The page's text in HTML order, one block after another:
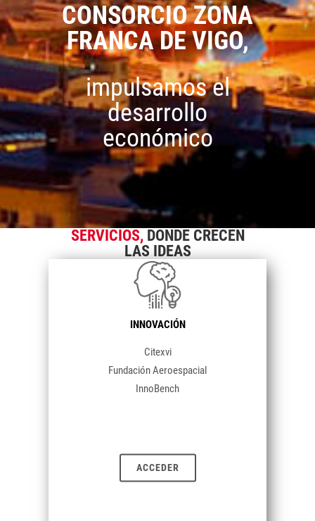
CONSORCIO ZONA
FRANCA DE VIGO,
impulsamos el
desarrollo
económico
SERVICIOS,DONDE CRECEN
LAS IDEAS
INNOVACIÓN
Citexvi
Fundación Aeroespacial
InnoBench
ACCEDER